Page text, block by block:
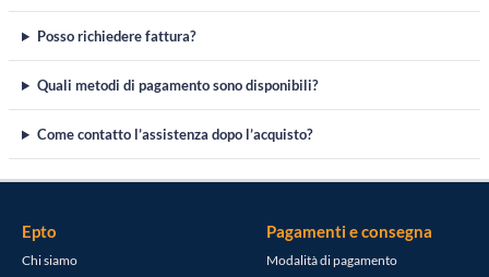
Posso richiedere fattura?
Quali metodi di pagamento sono disponibili?
Come contatto l’assistenza dopo l’acquisto?
Epto
Chi siamo
Pagamenti e consegna
Modalità di pagamento